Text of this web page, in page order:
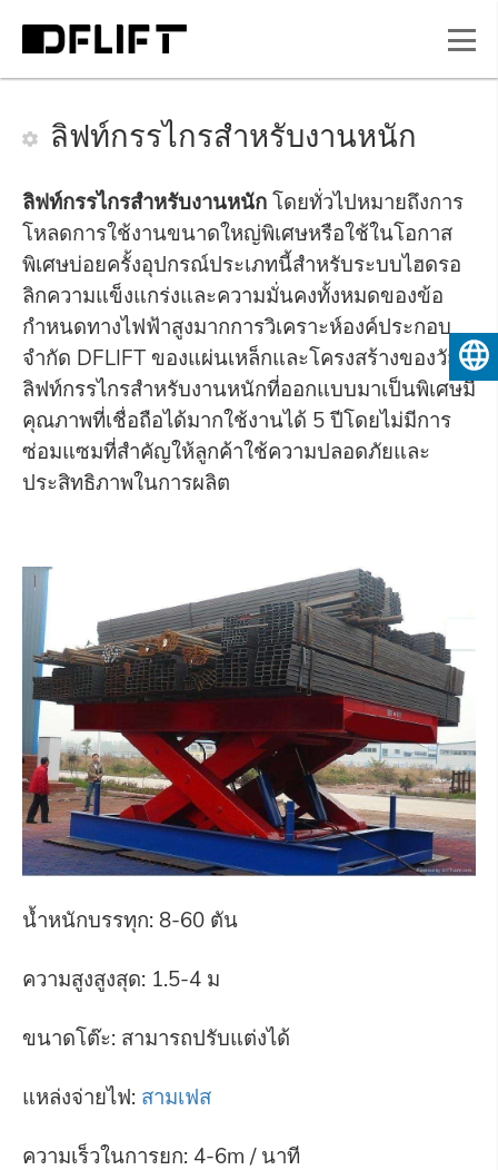
ลิฟท์กรรไกรสำหรับงานหนัก
ลิฟท์กรรไกรสำหรับงานหนักโดยทั่วไปหมายถึงการ
โหลดการใช้งานขนาดใหญ่พิเศษหรือใช้ในโอกาส
พิเศษบ่อยครั้งอุปกรณ์ประเภทนี้สำหรับระบบไฮดรอ
ลิกความแข็งแกร่งและความมั่นคงทั้งหมดของข้อ
กำหนดทางไฟฟ้าสูงมากการวิเคราะห์องค์ประกอบ
จำกัด DFLIFT ของแผ่นเหล็กและโครงสร้างของวัสดุ
ลิฟท์กรรไกรสำหรับงานหนักที่ออกแบบมาเป็นพิเศษมี
คุณภาพที่เชื่อถือได้มากใช้งานได้ 5 ปีโดยไม่มีการ
ซ่อมแซมที่สำคัญให้ลูกค้าใช้ความปลอดภัยและ
ประสิทธิภาพในการผลิต
น้ำหนักบรรทุก: 8-60 ตัน
ความสูงสูงสุด: 1.5-4 ม
ขนาดโต๊ะ: สามารถปรับแต่งได้
แหล่งจ่ายไฟ: สามเฟส
ความเร็วในการยก: 4-6m / นาที
ไทย